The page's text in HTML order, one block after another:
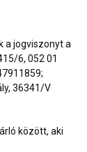
a jogviszonyt a
6, 052 01
36341/V
között, aki